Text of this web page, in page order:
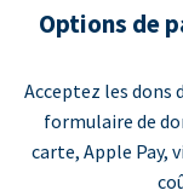
Options de
Acceptez les dons
formulaire de
carte, Apple Pay,